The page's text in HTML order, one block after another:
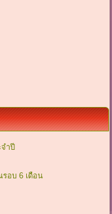
ำปี
อบ 6 เดือน